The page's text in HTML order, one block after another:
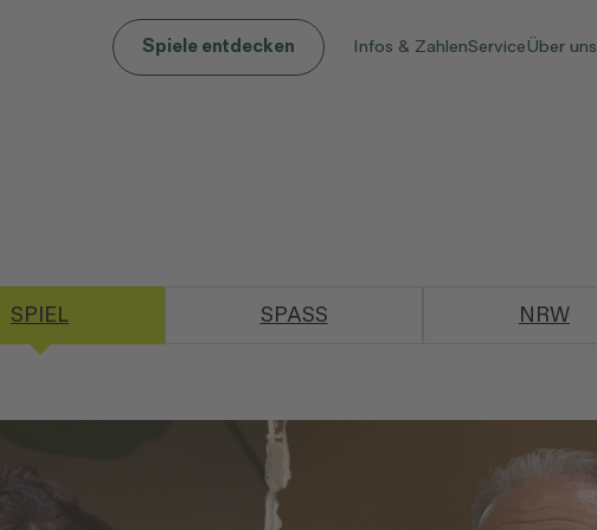
Spiele entdecken Infos & ZahlenServiceÜber uns
SPIEL SPASS NRW